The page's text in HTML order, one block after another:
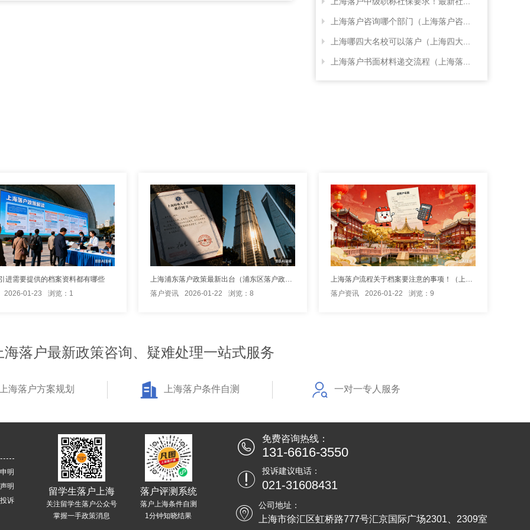
上海落户咨询哪个部门（上海落户咨...
上海哪四大名校可以落户（上海四大...
上海落户书面材料递交流程（上海落...
进需要提供的档案资料都有哪些
2026-01-23
浏览：1
落户资讯
2026-01-22 浏览：8
落户资讯
2026-01-22 浏览：9
海落户最新政策咨询、疑难处理一站式服务
海落户方案规划 上海落户条件自测 一对一专人服务
明
明
诉
留学生落户上海
关注留学生落户公众号
掌握一手政策消息
落户评测系统
落户上海条件自测
1分钟知晓结果
免费咨询热线：
131-6616-3550
投诉建议电话：
021-31608431
公司地址：
上海市徐汇区虹桥路777号汇京国际广场2301、2309室